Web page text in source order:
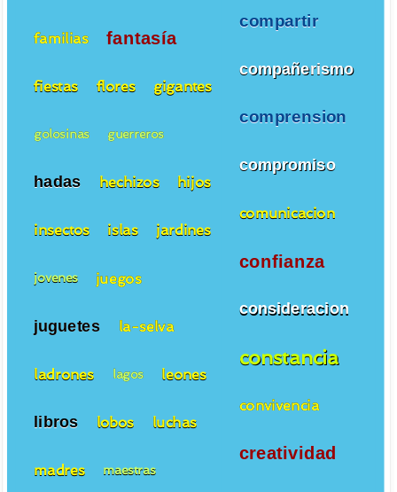
compartir
compañerismo
comprension
compromiso
comunicacion
confianza
consideracion
constancia
convivencia
creatividad
familias fantasía
fiestas flores gigantes
golosinas guerreros
hadas hechizos hijos
insectos islas jardines
jovenes juegos
juguetes la-selva
ladrones lagos leones
libros lobos luchas
madres maestras